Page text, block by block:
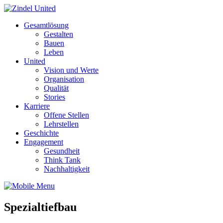
Gesamtlösung
Gestalten
Bauen
Leben
United
Vision und Werte
Organisation
Qualität
Stories
Karriere
Offene Stellen
Lehrstellen
Geschichte
Engagement
Gesundheit
Think Tank
Nachhaltigkeit
Spezialtiefbau